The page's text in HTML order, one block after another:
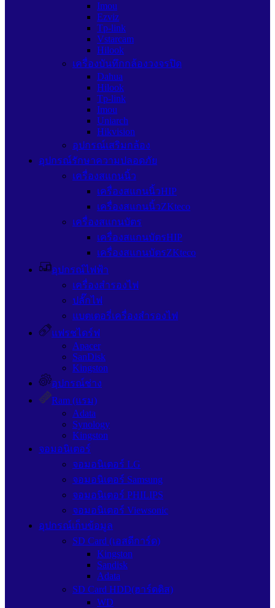
Imou
Ezviz
Tp-link
Vstarcam
Hilook
เครื่องบันทึกกล้องวงจรปิด
Dahua
Hilook
Tp-link
Imou
Uniarch
Hikvision
อุปกรณ์เสริมกล้อง
อุปกรณ์รักษาความปลอดภัย
เครื่องสแกนนิ้ว
เครื่องสแกนนิ้วHIP
เครื่องสแกนนิ้วZKteco
เครื่องสแกนบัตร
เครื่องสแกนบัตรHIP
เครื่องสแกนบัตรZKteco
อุปกรณ์ไฟฟ้า
เครื่องสำรองไฟ
ปลั๊กไฟ
แบตเตอรี่เครื่องสำรองไฟ
แฟรชไดร์ฟ
Apacer
SanDisk
Kingston
อุปกรณ์ช่าง
Ram (แรม)
Adata
Synology
Kingston
จอมอนิเตอร์
จอมอนิเตอร์ LG
จอมอนิเตอร์ Samsung
จอมอนิเตอร์ PHILIPS
จอมอนิเตอร์ Viewsonic
อุปกรณ์เก็บข้อมูล
SD Card (เอสดีการ์ด)
Kingston
Sandisk
Adata
SD Card HDD(ฮาร์ดดิส)
WD